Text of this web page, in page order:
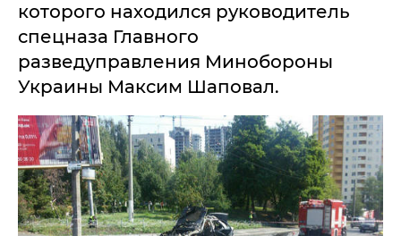
которого находился руководитель
спецназа Главного
разведуправления Минобороны
Украины Максим Шаповал.